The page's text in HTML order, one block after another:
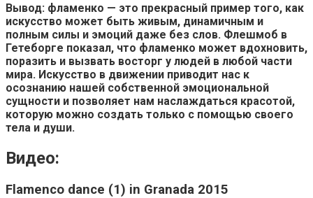
Вывод: фламенко — это прекрасный пример того, как
искусство может быть живым, динамичным и
полным силы и эмоций даже без слов. Флешмоб в
Гетеборге показал, что фламенко может вдохновить,
поразить и вызвать восторг у людей в любой части
мира. Искусство в движении приводит нас к
осознанию нашей собственной эмоциональной
сущности и позволяет нам наслаждаться красотой,
которую можно создать только с помощью своего
тела и души.
Видео:
Flamenco dance (1) in Granada 2015